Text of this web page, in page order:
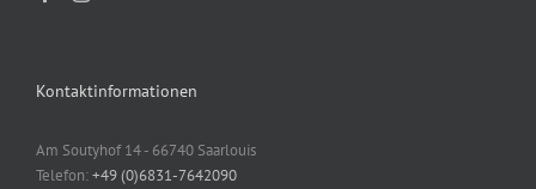
Kontaktinformationen
Am Soutyhof 14 - 66740 Saarlouis
Telefon:+49 (0)6831-7642090